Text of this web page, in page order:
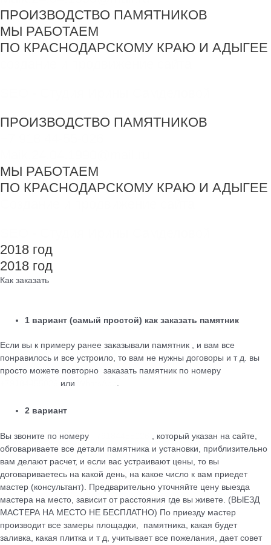
ПРОИЗВОДСТВО ПАМЯТНИКОВ
МЫ РАБОТАЕМ
ПО КРАСНОДАРСКОМУ КРАЮ И АДЫГЕЕ
ПРОИЗВОДСТВО ПАМЯТНИКОВ
МЫ РАБОТАЕМ
ПО КРАСНОДАРСКОМУ КРАЮ И АДЫГЕЕ
2018 год
2018 год
Как заказать
1 вариант (самый простой) как заказать памятник
Если вы к примеру ранее заказывали памятник , и вам все
понравилось и все устроило, то вам не нужны договоры и т д. вы
просто можете повторно заказать памятник по номеру
или .
2 вариант
Вы звоните по номеру
, который указан на сайте,
обговариваете все детали памятника и установки, приблизительно
вам делают расчет, и если вас устраивают цены, то вы
договариваетесь на какой день, на какое число к вам приедет
мастер (консультант). Предварительно уточняйте цену выезда
мастера на место, зависит от расстояния где вы живете. (ВЫЕЗД
МАСТЕРА НА МЕСТО НЕ БЕСПЛАТНО) По приезду мастер
производит все замеры площадки, памятника, какая будет
заливка, какая плитка и т д, учитывает все пожелания, дает совет